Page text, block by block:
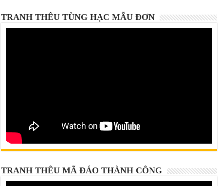
TRANH THÊU TÙNG HẠC MẪU ĐƠN
TRANH THÊU MÃ ĐÁO THÀNH CÔNG